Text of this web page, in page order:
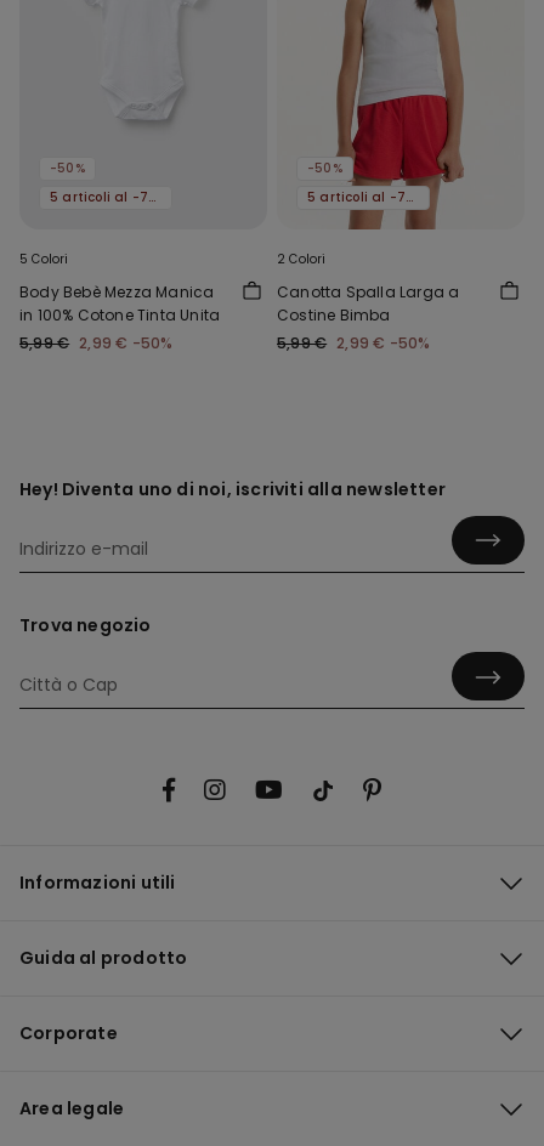
-50%
5 articoli al -70%
5 Colori
Body Bebè Mezza Manica
in 100% Cotone Tinta Unita
5,99 € 2,99 € -50%
-50%
5 articoli al -70%
2 Colori
Canotta Spalla Larga a
Costine Bimba
5,99 € 2,99 € -50%
Hey! Diventa uno di noi, iscriviti alla newsletter
Trova negozio
Informazioni utili
Guida al prodotto
Corporate
Area legale